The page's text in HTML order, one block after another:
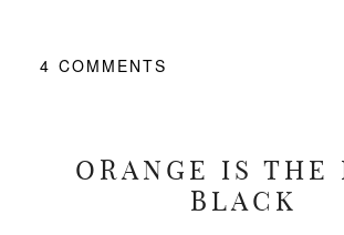
4 COMMENTS
ORANGE IS THE
BLACK